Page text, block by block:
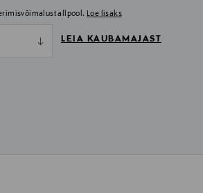
allpool. Loe lisaks
LEIA KAUBAMAJAST